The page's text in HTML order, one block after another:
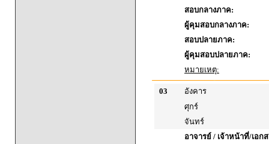
สอบกลางภาค:
ผู้คุมสอบกลางภาค:
สอบปลายภาค:
ผู้คุมสอบปลายภาค:
หมายเหตุ:
03
อังคาร
ศุกร์
จันทร์
อาจารย์ / เจ้าหน้าที่/เอก